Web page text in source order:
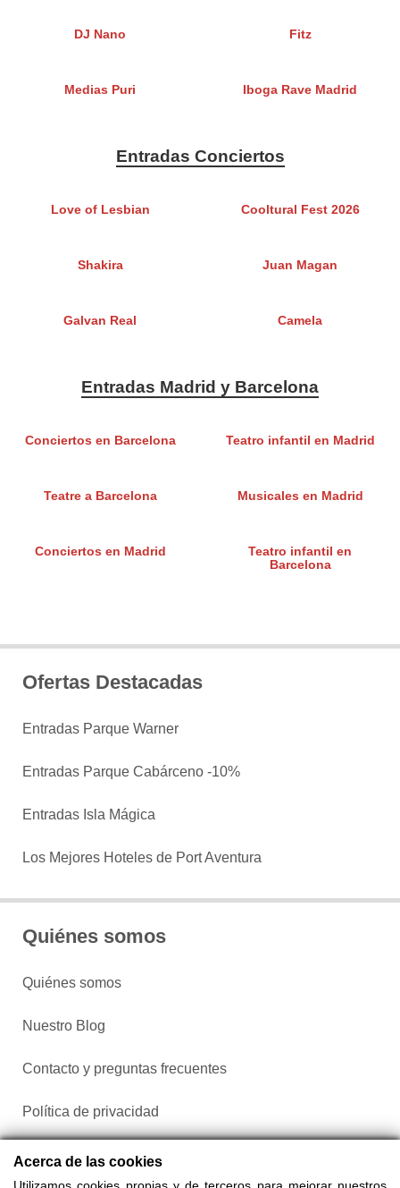
DJ Nano Fitz
Medias Puri Iboga Rave Madrid
Entradas Conciertos
Love of Lesbian Cooltural Fest 2026
Shakira Juan Magan
Galvan Real Camela
Entradas Madrid y Barcelona
Conciertos en Barcelona Teatro infantil en Madrid
Teatre a Barcelona Musicales en Madrid
Conciertos en Madrid
Teatro infantil en
Barcelona
Ofertas Destacadas
Entradas Parque Warner
Entradas Parque Cabárceno -10%
Entradas Isla Mágica
Los Mejores Hoteles de Port Aventura
Quiénes somos
Quiénes somos
Nuestro Blog
Contacto y preguntas frecuentes
Política de privacidad
Configurar cookies
Acerca de las cookies